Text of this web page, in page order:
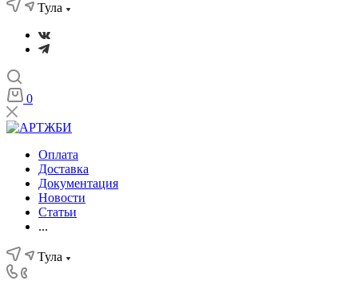
Тула
0
Оплата
Доставка
Документация
Новости
Статьи
...
Тула